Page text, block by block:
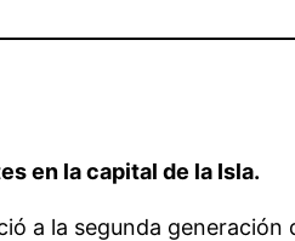
en la capital de la Isla.
a la segunda